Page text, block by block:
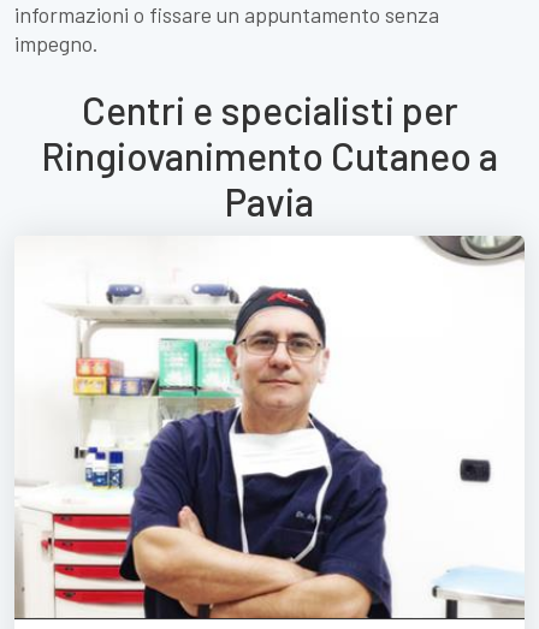
informazioni o fissare un appuntamento senza
impegno.
Centri e specialisti per
Ringiovanimento Cutaneo a
Pavia